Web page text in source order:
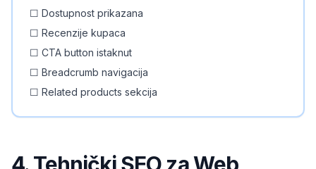
☐ Dostupnost prikazana
☐ Recenzije kupaca
☐ CTA button istaknut
☐ Breadcrumb navigacija
☐ Related products sekcija